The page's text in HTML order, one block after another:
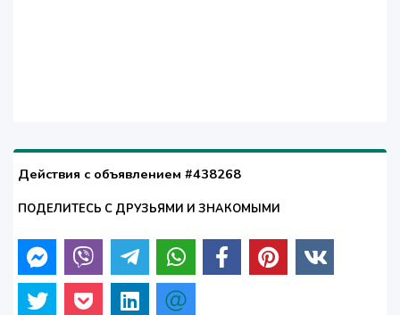
Действия с объявлением #438268
ПОДЕЛИТЕСЬ С ДРУЗЬЯМИ И ЗНАКОМЫМИ